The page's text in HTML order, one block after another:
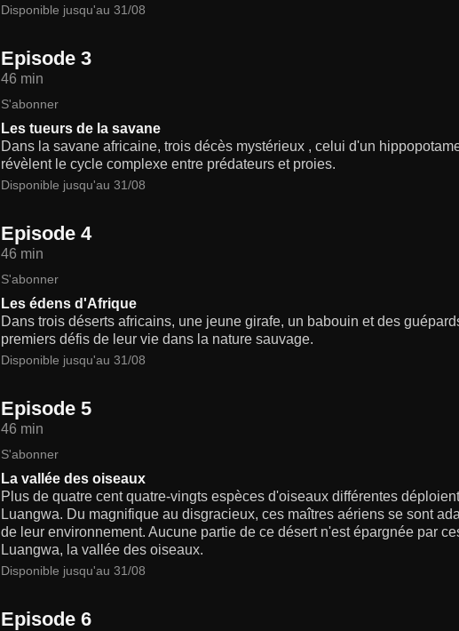
Disponible jusqu'au 31/08
Episode 3
46 min
S'abonner
Les tueurs de la savane
Dans la savane africaine, trois décès mystérieux , celui d'un
révèlent le cycle complexe entre prédateurs et proies.
Disponible jusqu'au 31/08
Episode 4
46 min
S'abonner
Les édens d'Afrique
Dans trois déserts africains, une jeune girafe, un babouin et des
premiers défis de leur vie dans la nature sauvage.
Disponible jusqu'au 31/08
Episode 5
46 min
S'abonner
La vallée des oiseaux
Plus de quatre cent quatre-vingts espèces d'oiseaux différentes
Luangwa. Du magnifique au disgracieux, ces maîtres aériens se sont
de leur environnement. Aucune partie de ce désert n'est épargnée par
Luangwa, la vallée des oiseaux.
Disponible jusqu'au 31/08
Episode 6